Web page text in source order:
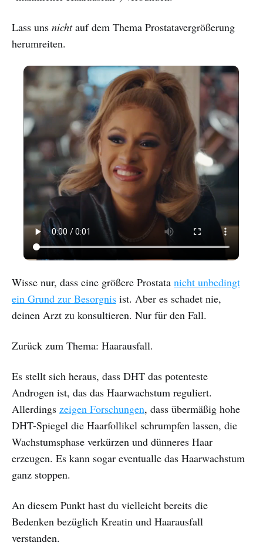
Lass uns nichtauf dem Thema Prostatavergrößerung
herumreiten.
Wisse nur, dass eine größere Prostata nicht unbedingt
ein Grund zur Besorgnis ist. Aber es schadet nie,
deinen Arzt zu konsultieren. Nur für den Fall.
Zurück zum Thema: Haarausfall.
Es stellt sich heraus, dass DHT das potenteste
Androgen ist, das das Haarwachstum reguliert.
Allerdings zeigen Forschungen, dass übermäßig hohe
DHT-Spiegel die Haarfollikel schrumpfen lassen, die
Wachstumsphase verkürzen und dünneres Haar
erzeugen. Es kann sogar eventualle das Haarwachstum
ganz stoppen.
An diesem Punkt hast du vielleicht bereits die
Bedenken bezüglich Kreatin und Haarausfall
verstanden.